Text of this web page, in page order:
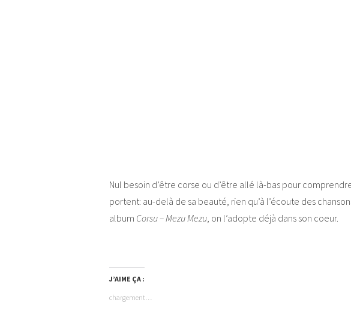
Nul besoin d’être corse ou d’être allé là-bas pour
portent: au-delà de sa beauté, rien qu’à l’écoute des
album Corsu – Mezu Mezu , on l’adopte déjà dans son coeur.
J’AIME ÇA :
chargement…